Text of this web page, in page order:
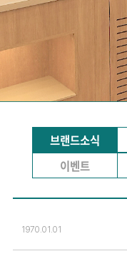
브랜드소식
이벤트
1970.01.01